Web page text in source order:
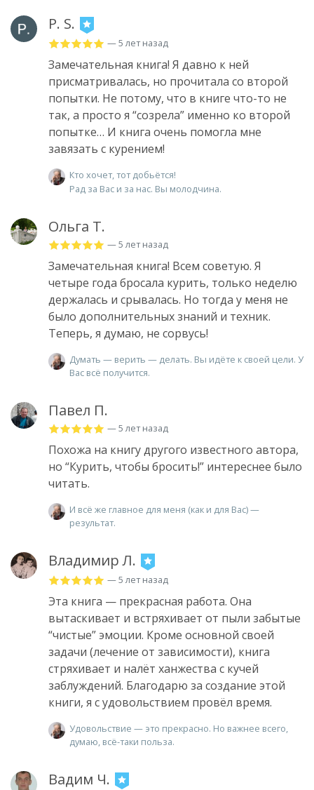
P. S.
— 5 лет назад
Замечательная книга! Я давно к ней
присматривалась, но прочитала со второй
попытки. Не потому, что в книге что-то не
так, а просто я “созрела” именно ко второй
попытке… И книга очень помогла мне
завязать с курением!
Кто хочет, тот добьётся!
Рад за Вас и за нас. Вы молодчина.
Ольга Т.
— 5 лет назад
Замечательная книга! Всем советую. Я
четыре года бросала курить, только неделю
держалась и срывалась. Но тогда у меня не
было дополнительных знаний и техник.
Теперь, я думаю, не сорвусь!
Думать — верить — делать. Вы идёте к своей цели. У
Вас всё получится.
Павел П.
— 5 лет назад
Похожа на книгу другого известного автора,
но “Курить, чтобы бросить!” интереснее было
читать.
И всё же главное для меня (как и для Вас) —
результат.
Владимир Л.
— 5 лет назад
Эта книга — прекрасная работа. Она
вытаскивает и встряхивает от пыли забытые
“чистые” эмоции. Кроме основной своей
задачи (лечение от зависимости), книга
стряхивает и налёт ханжества с кучей
заблуждений. Благодарю за создание этой
книги, я с удовольствием провёл время.
Удовольствие — это прекрасно. Но важнее всего,
думаю, всё-таки польза.
Вадим Ч.